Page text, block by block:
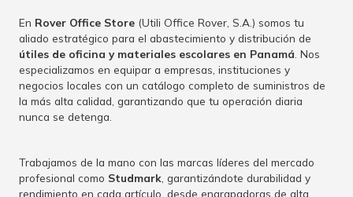
En Rover Office Store (Utili Office Rover, S.A.) somos tu
aliado estratégico para el abastecimiento y distribución de
útiles de oficina y materiales escolares en Panamá . Nos
especializamos en equipar a empresas, instituciones y
negocios locales con un catálogo completo de suministros de
la más alta calidad, garantizando que tu operación diaria
nunca se detenga.
Trabajamos de la mano con las marcas líderes del mercado
profesional como Studmark , garantizándote durabilidad y
rendimiento en cada artículo, desde engrapadoras de alta